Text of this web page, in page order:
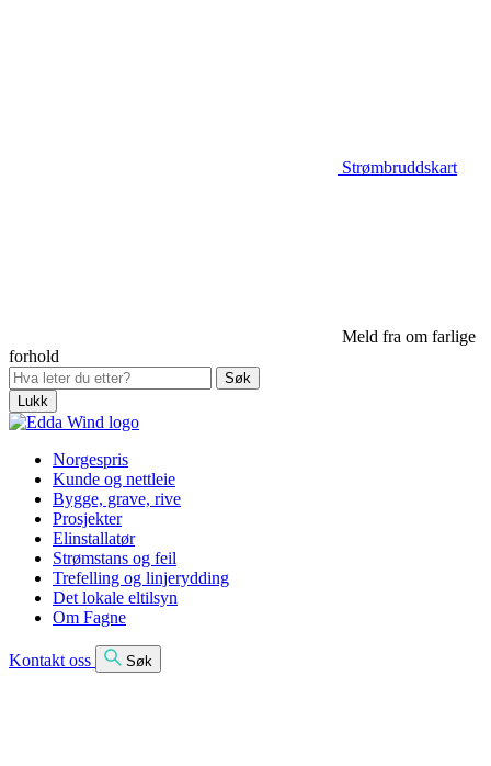
Strømbruddskart
Meld fra om farlige
forhold
Lukk
Norgespris
Kunde og nettleie
Bygge, grave, rive
Prosjekter
Elinstallatør
Strømstans og feil
Trefelling og linjerydding
Det lokale eltilsyn
Om Fagne
Kontakt oss Søk